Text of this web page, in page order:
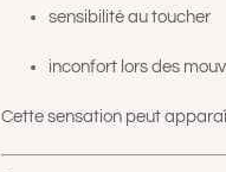
sensibilité au toucher
inconfort lors des
Cette sensation peut